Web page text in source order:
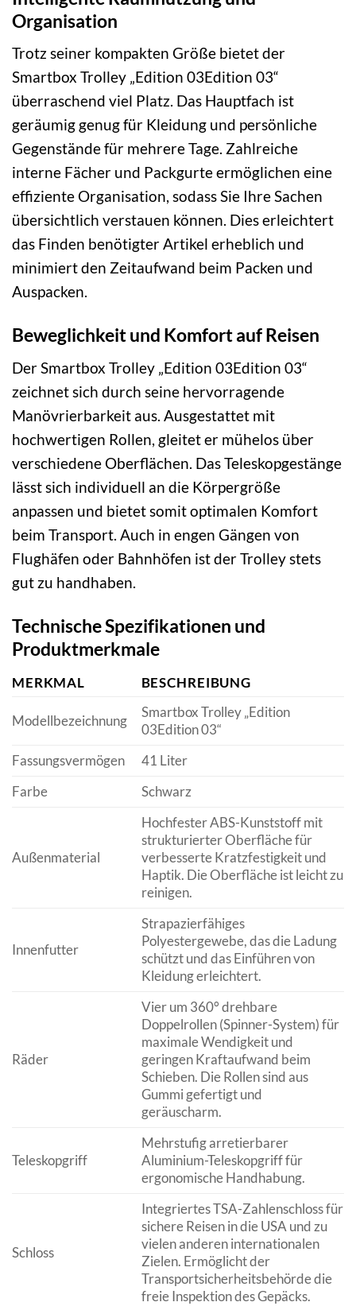
Organisation
Trotz seiner kompakten Größe bietet der
Smartbox Trolley „Edition 03Edition 03“
überraschend viel Platz. Das Hauptfach ist
geräumig genug für Kleidung und persönliche
Gegenstände für mehrere Tage. Zahlreiche
interne Fächer und Packgurte ermöglichen eine
effiziente Organisation, sodass Sie Ihre Sachen
übersichtlich verstauen können. Dies erleichtert
das Finden benötigter Artikel erheblich und
minimiert den Zeitaufwand beim Packen und
Auspacken.
Beweglichkeit und Komfort auf Reisen
Der Smartbox Trolley „Edition 03Edition 03“
zeichnet sich durch seine hervorragende
Manövrierbarkeit aus. Ausgestattet mit
hochwertigen Rollen, gleitet er mühelos über
verschiedene Oberflächen. Das Teleskopgestänge
lässt sich individuell an die Körpergröße
anpassen und bietet somit optimalen Komfort
beim Transport. Auch in engen Gängen von
Flughäfen oder Bahnhöfen ist der Trolley stets
gut zu handhaben.
Technische Spezifikationen und
Produktmerkmale
MERKMAL BESCHREIBUNG
Modellbezeichnung
Smartbox Trolley „Edition
03Edition 03“
Fassungsvermögen
41 Liter
Farbe
Schwarz
Außenmaterial
Hochfester ABS-Kunststoff mit
strukturierter Oberfläche für
verbesserte Kratzfestigkeit und
Haptik. Die Oberfläche ist leicht zu
reinigen.
Innenfutter
Strapazierfähiges
Polyestergewebe, das die Ladung
schützt und das Einführen von
Kleidung erleichtert.
Räder
Vier um 360° drehbare
Doppelrollen (Spinner-System) für
maximale Wendigkeit und
geringen Kraftaufwand beim
Schieben. Die Rollen sind aus
Gummi gefertigt und
geräuscharm.
Teleskopgriff
Mehrstufig arretierbarer
Aluminium-Teleskopgriff für
ergonomische Handhabung.
Schloss
Integriertes TSA-Zahlenschloss für
sichere Reisen in die USA und zu
vielen anderen internationalen
Zielen. Ermöglicht der
Transportsicherheitsbehörde die
freie Inspektion des Gepäcks.